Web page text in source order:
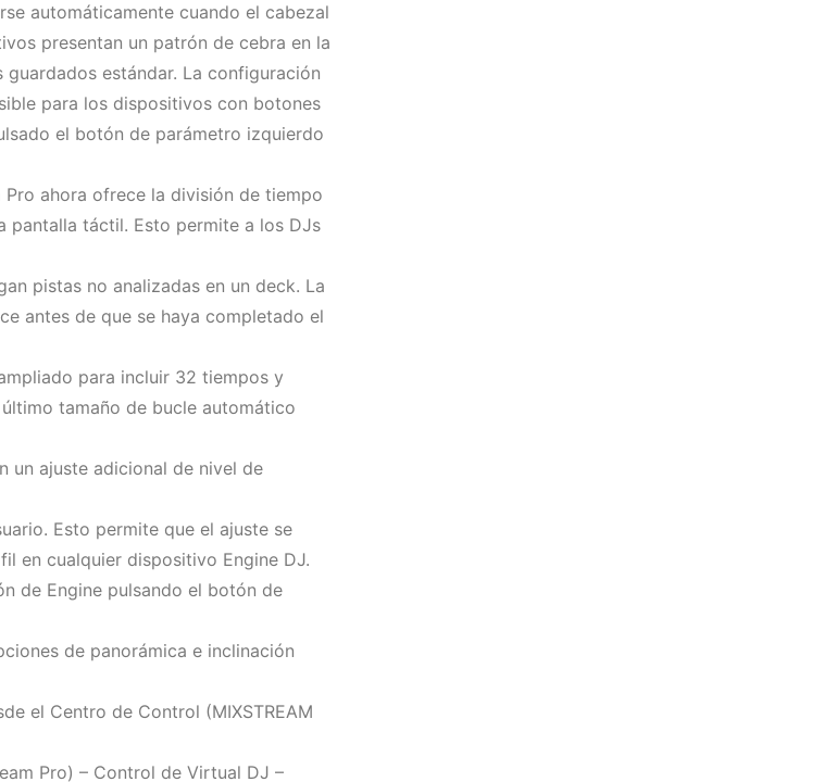
automáticamente cuando el cabezal
presentan un patrón de cebra en la
estándar. La configuración
para los dispositivos con botones
el botón de parámetro izquierdo
ahora ofrece la división de tiempo
pantalla táctil. Esto permite a los DJs
pistas no analizadas en un deck. La
antes de que se haya completado el
para incluir 32 tiempos y
último tamaño de bucle automático
un ajuste adicional de nivel de
Esto permite que el ajuste se
en cualquier dispositivo Engine DJ.
de Engine pulsando el botón de
de panorámica e inclinación
el Centro de Control (MIXSTREAM
Pro) – Control de Virtual DJ –